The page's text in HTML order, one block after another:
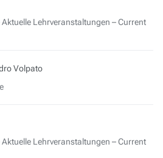
Lehrveranstaltungen – Current
Volpato
Lehrveranstaltungen – Current